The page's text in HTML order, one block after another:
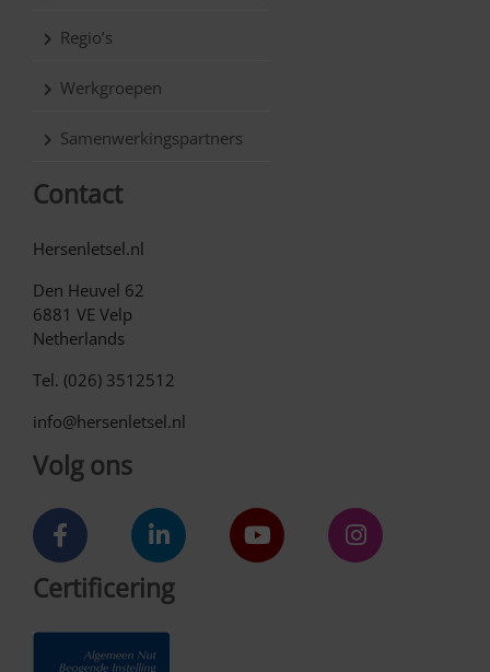
Regio’s
Werkgroepen
Samenwerkingspartners
Contact
Hersenletsel.nl
Den Heuvel 62
6881 VE Velp
Netherlands
Tel. (026) 3512512
info@hersenletsel.nl
Volg ons
Certificering